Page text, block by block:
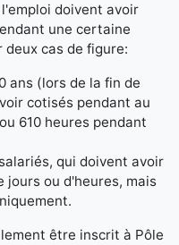
doivent avoir
une certaine
cas de figure:
ans (lors de la fin de
cotisés pendant au
610 heures pendant
qui doivent avoir
jours ou d'heures, mais
être inscrit à Pôle